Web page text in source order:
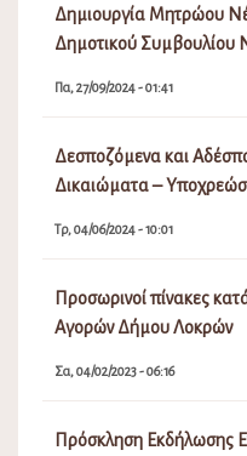
Δημιουργία Μητρώου
Δημοτικού
Πα, 27/09/2024 - 01:41
Δεσποζόμενα και
Δικαιώματα –
Τρ, 04/06/2024 - 10:01
Προσωρινοί πίνακες
Αγορών Δήμου Λοκρών
Σα, 04/02/2023 - 06:16
Πρόσκληση Εκδήλωσης